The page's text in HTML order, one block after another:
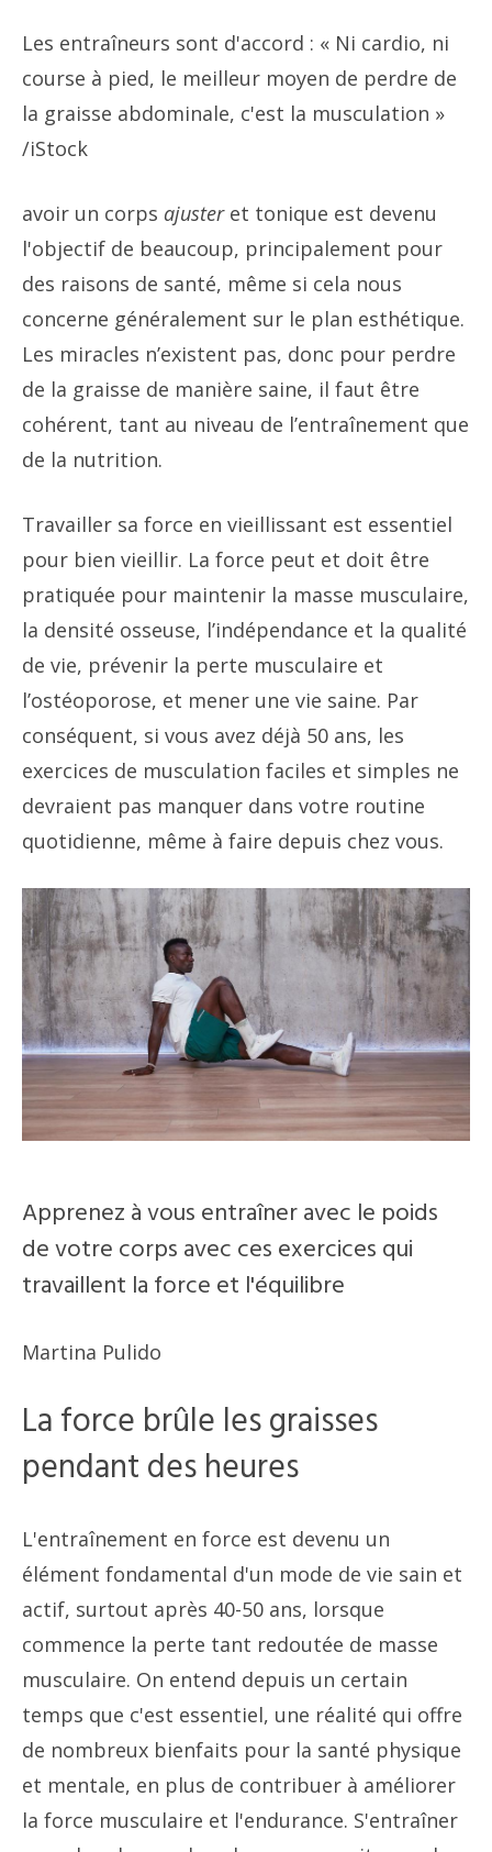
Les entraîneurs sont d'accord : « Ni cardio, ni
course à pied, le meilleur moyen de perdre de
la graisse abdominale, c'est la musculation »
/iStock
avoir un corps ajuster et tonique est devenu
l'objectif de beaucoup, principalement pour
des raisons de santé, même si cela nous
concerne généralement sur le plan esthétique.
Les miracles n’existent pas, donc pour perdre
de la graisse de manière saine, il faut être
cohérent, tant au niveau de l’entraînement que
de la nutrition.
Travailler sa force en vieillissant est essentiel
pour bien vieillir. La force peut et doit être
pratiquée pour maintenir la masse musculaire,
la densité osseuse, l’indépendance et la qualité
de vie, prévenir la perte musculaire et
l’ostéoporose, et mener une vie saine. Par
conséquent, si vous avez déjà 50 ans, les
exercices de musculation faciles et simples ne
devraient pas manquer dans votre routine
quotidienne, même à faire depuis chez vous.
Apprenez à vous entraîner avec le poids
de votre corps avec ces exercices qui
travaillent la force et l'équilibre
Martina Pulido
La force brûle les graisses
pendant des heures
L'entraînement en force est devenu un
élément fondamental d'un mode de vie sain et
actif, surtout après 40-50 ans, lorsque
commence la perte tant redoutée de masse
musculaire. On entend depuis un certain
temps que c'est essentiel, une réalité qui offre
de nombreux bienfaits pour la santé physique
et mentale, en plus de contribuer à améliorer
la force musculaire et l'endurance. S'entraîner